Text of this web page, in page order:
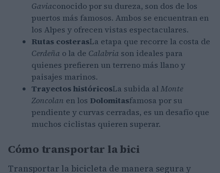
Gaviaconocido por su dureza, son dos de los
puertos más famosos. Ambos se encuentran en
los Alpes y ofrecen vistas espectaculares.
Rutas costerasLa etapa que recorre la costa de
Cerdeña o la de Calabria son ideales para
quienes prefieren un terreno más llano y
paisajes marinos.
Trayectos históricosLa subida alMonte
Zoncolan en los Dolomitasfamosa por su
pendiente y curvas cerradas, es un desafío que
muchos ciclistas quieren superar.
Cómo transportar la bici
Transportar la bicicleta de manera segura y